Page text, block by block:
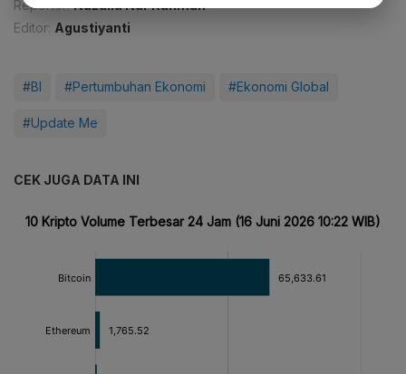
Reporter: Nuzulia Nur Rahmah
Editor: Agustiyanti
#BI #Pertumbuhan Ekonomi #Ekonomi Global
#Update Me
CEK JUGA DATA INI